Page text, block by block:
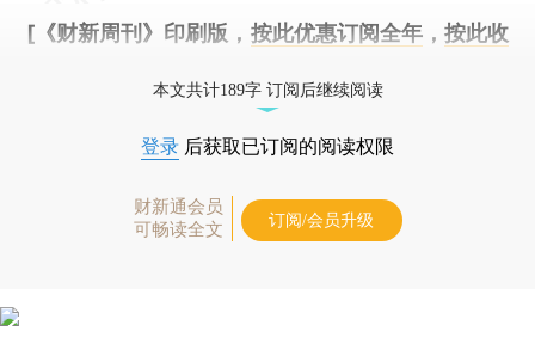
[《财新周刊》印刷版， 按此优惠订阅全年， 按此收
本文共计189字 订阅后继续阅读
登录 后获取已订阅的阅读权限
财新通会员
可畅读全文
订阅/会员升级